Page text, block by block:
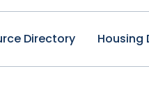
Directory Housing